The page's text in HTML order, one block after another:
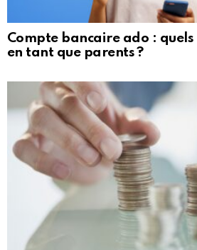
Compte bancaire ado :
en tant que parents ?